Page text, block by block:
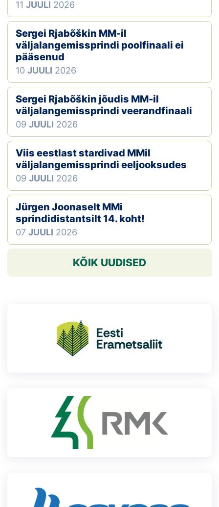
11 JUULI 2026
Sergei Rjabõškin MM-il
väljalangemissprindi poolfinaali ei
pääsenud
10 JUULI 2026
Sergei Rjabõškin jõudis MM-il
väljalangemissprindi veerandfinaali
09 JUULI 2026
Viis eestlast stardivad MMil
väljalangemissprindi eeljooksudes
09 JUULI 2026
Jürgen Joonaselt MMi
sprindidistantsilt 14. koht!
07 JUULI 2026
KÕIK UUDISED